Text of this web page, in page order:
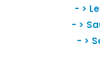
- >
- >
- >